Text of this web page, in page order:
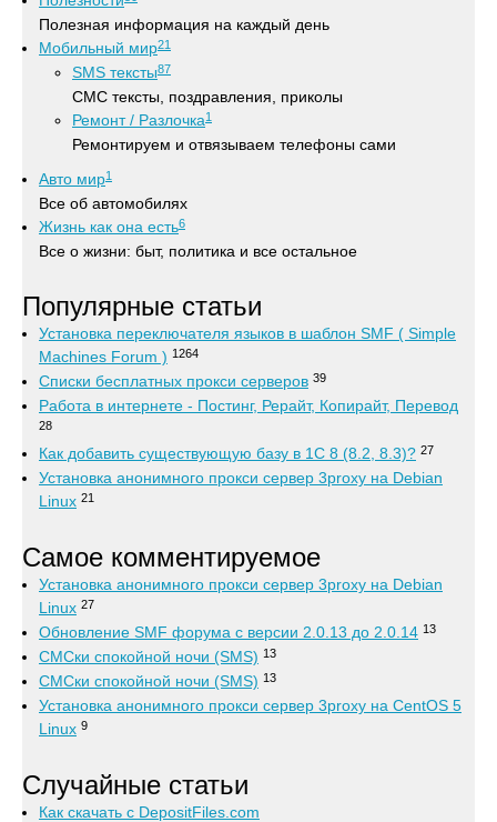
Полезная информация на каждый день
Мобильный мир21
SMS тексты87
СМС тексты, поздравления, приколы
Ремонт / Разлочка1
Ремонтируем и отвязываем телефоны сами
Авто мир1
Все об автомобилях
Жизнь как она есть6
Все о жизни: быт, политика и все остальное
Популярные статьи
Установка переключателя языков в шаблон SMF ( Simple
Machines Forum ) 1264
Списки бесплатных прокси серверов 39
Работа в интернете - Постинг, Рерайт, Копирайт, Перевод
28
Как добавить существующую базу в 1С 8 (8.2, 8.3)? 27
Установка анонимного прокси сервер 3proxy на Debian
Linux 21
Самое комментируемое
Установка анонимного прокси сервер 3proxy на Debian
Linux 27
Обновление SMF форума с версии 2.0.13 до 2.0.14 13
СМСки спокойной ночи (SMS) 13
СМСки спокойной ночи (SMS) 13
Установка анонимного прокси сервер 3proxy на CentOS 5
Linux 9
Случайные статьи
Как скачать с DepositFiles.com